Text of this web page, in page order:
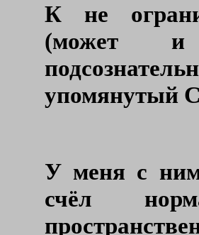
К не
(может и
упомянутый
У меня с ним
счёл